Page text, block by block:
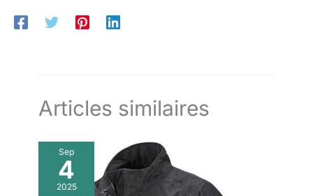
Articles similaires
Sep
4
2025